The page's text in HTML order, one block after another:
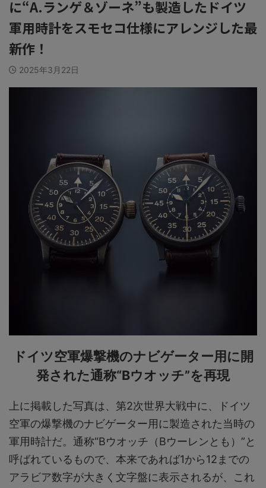
に“A.ランゲ＆ゾーネ”も製造したドイツ
軍用時計をスモセコ仕様にアレンジした最
新作！
2025年3月22日
ドイツ空軍爆撃機のナビゲーター用に開
発された通称“Bウオッチ”を再現
上に掲載した写真は、第2次世界大戦中に、ドイツ
空軍の爆撃機のナビゲーター用に製造された当時の
軍用時計だ。通称“Bウオッチ（Bウーレンとも）”と
呼ばれているもので、本来であれば1から12までの
アラビア数字が大きく文字盤に表示されるが、これ